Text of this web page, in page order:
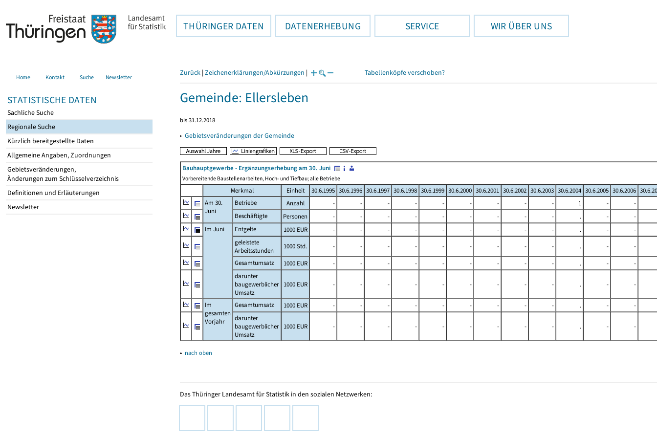
THÜRINGER DATEN DATENERHEBUNG SERVICE WIR ÜBER UNS
Home Kontakt Suche Newsletter
STATISTISCHE DATEN
Sachliche Suche
Regionale Suche
Kürzlich bereitgestellte Daten
Allgemeine Angaben, Zuordnungen
Gebietsveränderungen,
Änderungen zum Schlüsselverzeichnis
Definitionen und Erläuterungen
Newsletter
Zurück | Zeichenerklärungen/Abkürzungen | Tabellenköpfe verschoben?
Gemeinde: Ellersleben
bis 31.12.2018
▸ Gebietsveränderungen der Gemeinde
Bauhauptgewerbe - Ergänzungserhebung am 30. Juni
Vorbereitende Baustellenarbeiten, Hoch- und Tiefbau; alle Betriebe
Merkmal Einheit 30.6.1995 30.6.1996 30.6.1997 30.6.1998 30.6.1999 30.6.2000 30.6.2001 30.6.2002 30.6.2003 30.6.2004 30.6.2005 30.6.2006
Am 30.
Juni
Betriebe Anzahl - - - - - - - - - 1 -
-
Beschäftigte
Personen - - - - - - - - - . -
-
Im Juni
Entgelte 1000 EUR - - - - - - - - - . -
-
geleistete
Arbeitsstunden
1000 Std. - - - - - - - - - . -
-
Gesamtumsatz
1000 EUR - - - - - - - - - . -
-
darunter
baugewerblicher
Umsatz
1000 EUR - - - - - - - - - . - -
Im
gesamten
Vorjahr
Gesamtumsatz 1000 EUR - - - - - - - - - . -
-
darunter
baugewerblicher
Umsatz
1000 EUR - - - - - - - - - . - -
▴ nach oben
Das Thüringer Landesamt für Statistik in den sozialen Netzwerken: